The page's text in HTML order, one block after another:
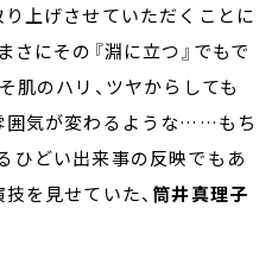
上げさせていただくことに
さにその『淵に立つ』でもで
肌のハリ、ツヤからしても
囲気が変わるような……もち
ひどい出来事の反映でもあ
を見せていた、 筒井真理子